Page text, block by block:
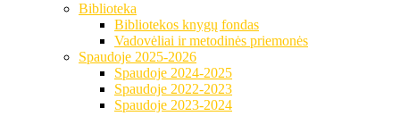
Biblioteka
Bibliotekos knygų fondas
Vadovėliai ir metodinės priemonės
Spaudoje 2025-2026
Spaudoje 2024-2025
Spaudoje 2022-2023
Spaudoje 2023-2024